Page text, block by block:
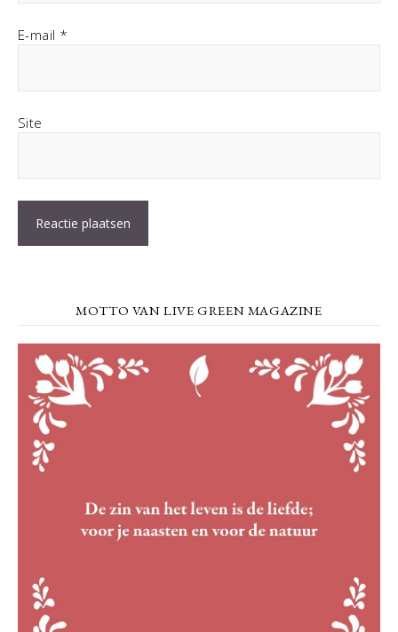
E-mail *
Site
MOTTO VAN LIVE GREEN MAGAZINE